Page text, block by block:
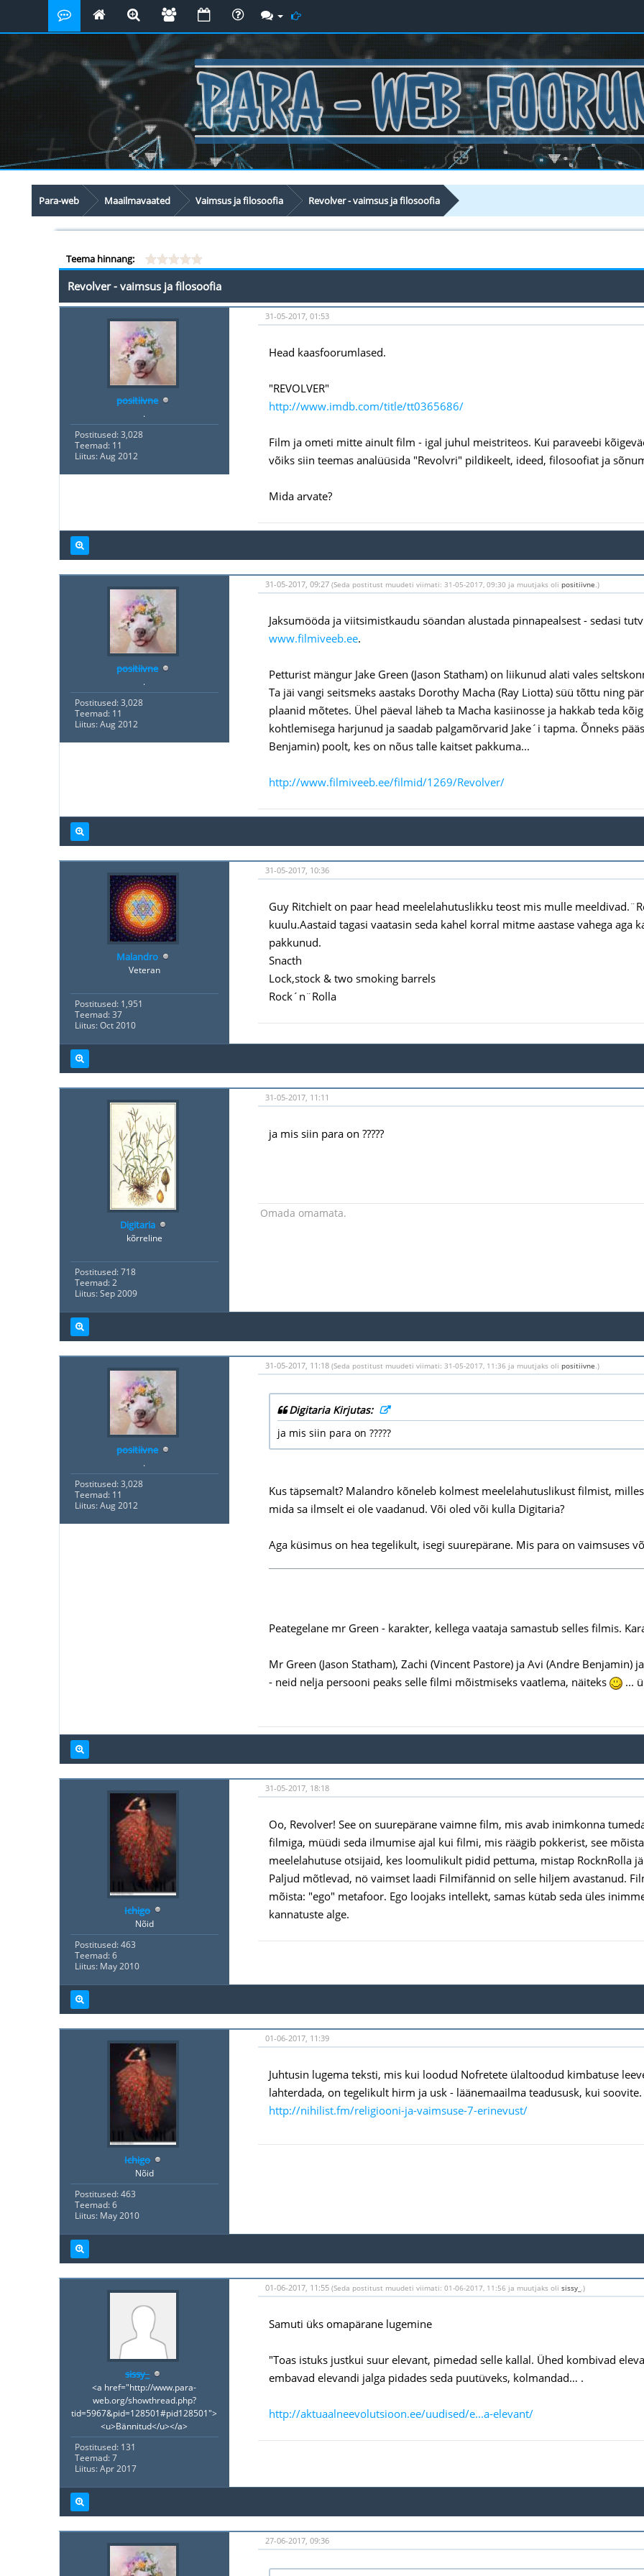
Para-web Maailmavaated Vaimsus ja filosoofia Revolver - vaimsus ja filosoofia
Teema hinnang:
Revolver - vaimsus ja filosoofia
positiivne
.
Postitused: 3,028
Teemad: 11
Liitus: Aug 2012
31-05-2017, 01:53
Head kaasfoorumlased.
"REVOLVER"
http://www.imdb.com/title/tt0365686/
Film ja ometi mitte ainult film - igal juhul meistriteos. Kui paraveebi
võiks siin teemas analüüsida "Revolvri" pildikeelt, ideed, filosoofiat ja
Mida arvate?
positiivne
.
Postitused: 3,028
Teemad: 11
Liitus: Aug 2012
31-05-2017, 09:27 (Seda postitust muudeti viimati: 31-05-2017, 09:30 ja muutjaks oli positiivne.)
Jaksumööda ja viitsimistkaudu söandan alustada pinnapealsest - sedasi
www.filmiveeb.ee.
Petturist mängur Jake Green (Jason Statham) on liikunud alati vales
Ta jäi vangi seitsmeks aastaks Dorothy Macha (Ray Liotta) süü tõttu ning
plaanid mõtetes. Ühel päeval läheb ta Macha kasiinosse ja hakkab teda
kohtlemisega harjunud ja saadab palgamõrvarid Jake´i tapma. Õnneks
Benjamin) poolt, kes on nõus talle kaitset pakkuma...
http://www.filmiveeb.ee/filmid/1269/Revolver/
Malandro
Veteran
Postitused: 1,951
Teemad: 37
Liitus: Oct 2010
31-05-2017, 10:36
Guy Ritchielt on paar head meelelahutuslikku teost mis mulle
kuulu.Aastaid tagasi vaatasin seda kahel korral mitme aastase vahega
pakkunud.
Snacth
Lock,stock & two smoking barrels
Rock´n¨Rolla
Digitaria
kõrreline
Postitused: 718
Teemad: 2
Liitus: Sep 2009
31-05-2017, 11:11
ja mis siin para on ?????
Omada omamata.
positiivne
.
Postitused: 3,028
Teemad: 11
Liitus: Aug 2012
31-05-2017, 11:18 (Seda postitust muudeti viimati: 31-05-2017, 11:36 ja muutjaks oli positiivne.)
Digitaria Kirjutas:
ja mis siin para on ?????
Kus täpsemalt? Malandro kõneleb kolmest meelelahutuslikust filmist,
mida sa ilmselt ei ole vaadanud. Või oled või kulla Digitaria?
Aga küsimus on hea tegelikult, isegi suurepärane. Mis para on vaimsuses
Peategelane mr Green - karakter, kellega vaataja samastub selles filmis.
Mr Green (Jason Statham), Zachi (Vincent Pastore) ja Avi (Andre
- neid nelja persooni peaks selle filmi mõistmiseks vaatlema, näiteks
...
Ichigo
Nõid
Postitused: 463
Teemad: 6
Liitus: May 2010
31-05-2017, 18:18
Oo, Revolver! See on suurepärane vaimne film, mis avab inimkonna
filmiga, müüdi seda ilmumise ajal kui filmi, mis räägib pokkerist, see
meelelahutuse otsijaid, kes loomulikult pidid pettuma, mistap RocknRolla
Paljud mõtlevad, nö vaimset laadi Filmifännid on selle hiljem avastanud.
mõista: "ego" metafoor. Ego loojaks intellekt, samas kütab seda üles
kannatuste alge.
Ichigo
Nõid
Postitused: 463
Teemad: 6
Liitus: May 2010
01-06-2017, 11:39
Juhtusin lugema teksti, mis kui loodud Nofretete ülaltoodud kimbatuse
lahterdada, on tegelikult hirm ja usk - läänemaailma teadususk, kui
http://nihilist.fm/religiooni-ja-vaimsuse-7-erinevust/
sissy_
<a href="http://www.para-
web.org/showthread.php?
tid=5967&pid=128501#pid128501">
<u>Bännitud</u></a>
Postitused: 131
Teemad: 7
Liitus: Apr 2017
01-06-2017, 11:55 (Seda postitust muudeti viimati: 01-06-2017, 11:56 ja muutjaks oli sissy_ .)
Samuti üks omapärane lugemine
"Toas istuks justkui suur elevant, pimedad selle kallal. Ühed kombivad
embavad elevandi jalga pidades seda puutüveks, kolmandad… .
http://aktuaalneevolutsioon.ee/uudised/e...a-elevant/
27-06-2017, 09:36